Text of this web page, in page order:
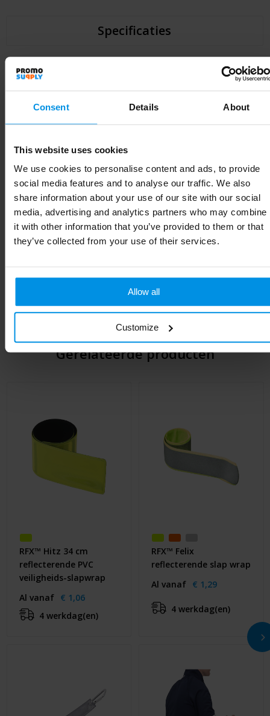
Consent Details About
This website uses cookies
We use cookies to personalise content and ads, to provide
social media features and to analyse our traffic. We also
share information about your use of our site with our social
media, advertising and analytics partners who may combine
it with other information that you’ve provided to them or that
they’ve collected from your use of their services.
Allow all
Customize
Specificaties
Specificaties
Artikelnummer 1PR12201
Materiaal PVC-kunststof
EAN-code 8713159587828
Kleur Wit
Breedte 4.3 cm
5 cm
Gerelateerde producten
RFX™ Hitz 34 cm
reflecterende PVC
veiligheids-slapwrap
Al vanaf € 1,06
4 werkdag(en)
RFX™ Felix
reflecterende slap wrap
Al vanaf € 1,29
4 werkdag(en)